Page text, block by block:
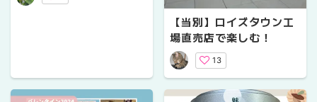
【当別】ロイズタウン工
場直売店で楽しむ！
13